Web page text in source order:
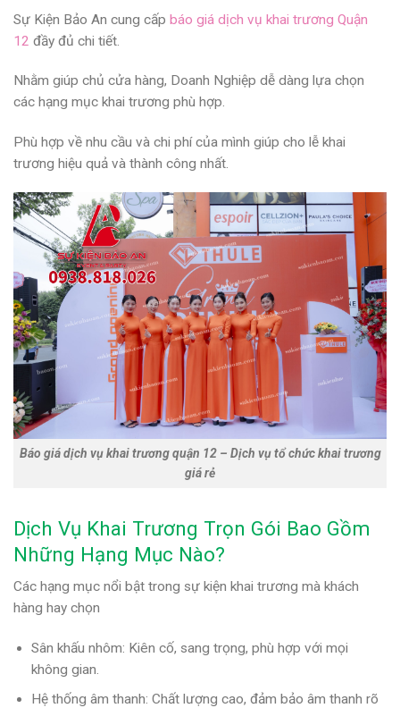
Sự Kiện Bảo An cung cấp báo giá dịch vụ khai trương Quận
12 đầy đủ chi tiết.
Nhằm giúp chủ cửa hàng, Doanh Nghiệp dễ dàng lựa chọn
các hạng mục khai trương phù hợp.
Phù hợp về nhu cầu và chi phí của mình giúp cho lễ khai
trương hiệu quả và thành công nhất.
Báo giá dịch vụ khai trương quận 12 – Dịch vụ tổ chức khai trương
giá rẻ
Dịch Vụ Khai Trương Trọn Gói Bao Gồm
Những Hạng Mục Nào?
Các hạng mục nổi bật trong sự kiện khai trương mà khách
hàng hay chọn
Sân khấu nhôm: Kiên cố, sang trọng, phù hợp với mọi
không gian.
Hệ thống âm thanh: Chất lượng cao, đảm bảo âm thanh rõ